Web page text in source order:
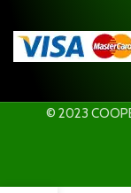
© 2023